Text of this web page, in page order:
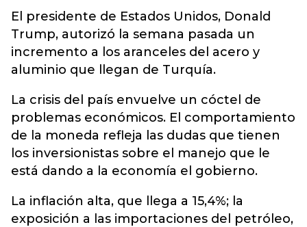
El presidente de Estados Unidos, Donald
Trump, autorizó la semana pasada un
incremento a los aranceles del acero y
aluminio que llegan de Turquía.
La crisis del país envuelve un cóctel de
problemas económicos. El comportamiento
de la moneda refleja las dudas que tienen
los inversionistas sobre el manejo que le
está dando a la economía el gobierno.
La inflación alta, que llega a 15,4%; la
exposición a las importaciones del petróleo,